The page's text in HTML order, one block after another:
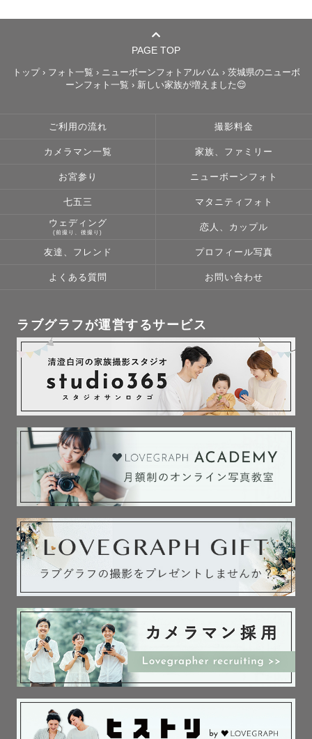
PAGE TOP
トップ› フォト一覧 › ニューボーンフォトアルバム › 茨城県のニューボ
ーンフォト一覧 › 新しい家族が増えました😌
ご利用の流れ 撮影料金
カメラマン一覧 家族、ファミリー
お宮参り ニューボーンフォト
七五三 マタニティフォト
ウェディング
(前撮り、後撮り)
恋人、カップル
友達、フレンド プロフィール写真
よくある質問 お問い合わせ
ラブグラフが運営するサービス